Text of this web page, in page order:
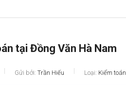
tại Đồng Văn Hà Nam
Gửi bởi: Trần Hiếu Loại: Kiểm toán